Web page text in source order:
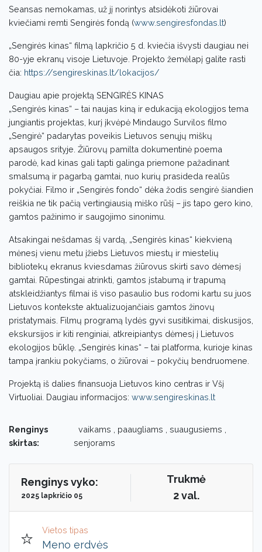
Seansas nemokamas, už jį norintys atsidėkoti žiūrovai
kviečiami remti Sengirės fondą (www.sengiresfondas.lt)
„Sengirės kinas“ filmą lapkričio 5 d. kviečia išvysti daugiau nei
80-yje ekranų visoje Lietuvoje. Projekto žemėlapį galite rasti
čia: https://sengireskinas.lt/lokacijos/
Daugiau apie projektą SENGIRĖS KINAS
„Sengirės kinas“ – tai naujas kiną ir edukaciją ekologijos tema
jungiantis projektas, kurį įkvėpė Mindaugo Survilos filmo
„Sengirė“ padarytas poveikis Lietuvos senųjų miškų
apsaugos srityje. Žiūrovų pamilta dokumentinė poema
parodė, kad kinas gali tapti galinga priemone pažadinant
smalsumą ir pagarbą gamtai, nuo kurių prasideda realūs
pokyčiai. Filmo ir „Sengirės fondo“ dėka žodis sengirė šiandien
reiškia ne tik pačią vertingiausią miško rūšį – jis tapo gero kino,
gamtos pažinimo ir saugojimo sinonimu.
Atsakingai nešdamas šį vardą, „Sengirės kinas“ kiekvieną
mėnesį vienu metu įžiebs Lietuvos miestų ir miestelių
bibliotekų ekranus kviesdamas žiūrovus skirti savo dėmesį
gamtai. Rūpestingai atrinkti, gamtos įstabumą ir trapumą
atskleidžiantys filmai iš viso pasaulio bus rodomi kartu su juos
Lietuvos kontekste aktualizuojančiais gamtos žinovų
pristatymais. Filmų programą lydės gyvi susitikimai, diskusijos,
ekskursijos ir kiti renginiai, atkreipiantys dėmesį į Lietuvos
ekologijos būklę. „Sengirės kinas“ – tai platforma, kurioje kinas
tampa įrankiu pokyčiams, o žiūrovai – pokyčių bendruomene.
Projektą iš dalies finansuoja Lietuvos kino centras ir Všį
Virtuoliai. Daugiau informacijos: www.sengireskinas.lt
Renginys
skirtas:
vaikams , paaugliams , suaugusiems ,
senjorams
Renginys vyko:
2025 lapkričio 05
Trukmė
2 val.
Vietos tipas
Meno erdvės